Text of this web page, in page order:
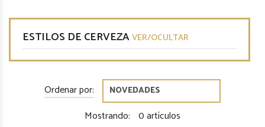
ESTILOS DE CERVEZAVER/OCULTAR
Ordenar por:
Mostrando: 0 artículos